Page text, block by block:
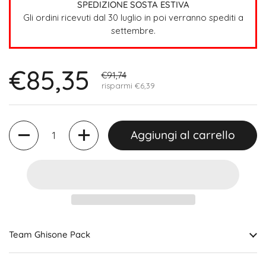
SPEDIZIONE SOSTA ESTIVA
Gli ordini ricevuti dal 30 luglio in poi verranno spediti a
settembre.
€85,35 €91,74
risparmi €6,39
Quantità
Aggiungi al carrello
Team Ghisone Pack